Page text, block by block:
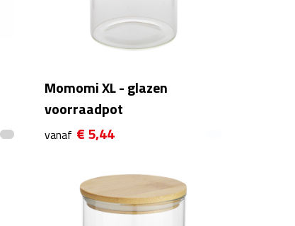
Momomi XL - glazen
voorraadpot
vanaf € 5,44